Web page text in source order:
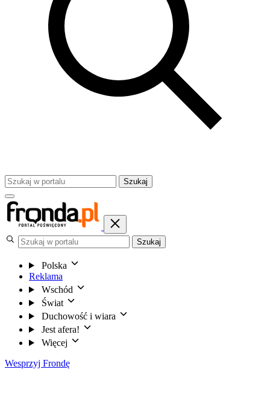
Szukaj
Szukaj
Polska
Reklama
Wschód
Świat
Duchowość i wiara
Jest afera!
Więcej
Wesprzyj Frondę